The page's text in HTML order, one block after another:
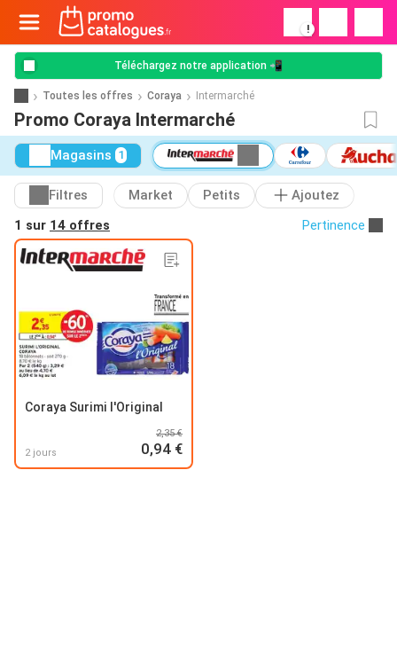
!
Téléchargez notre application 📲
Toutes les offres Coraya Intermarché
Promo Coraya Intermarché
Magasins 1
Filtres Market Petits
Ajoutez
1 sur 14 offres Pertinence
Coraya Surimi l'Original
2 jours
2,35 €
0,94 €